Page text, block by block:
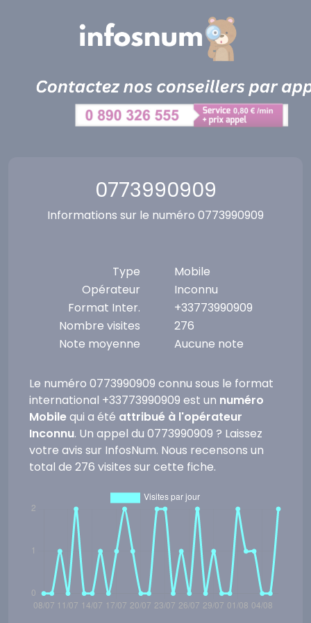
0773990909
Informations sur le numéro 0773990909
Type
Mobile
Opérateur
Inconnu
Format Inter.
+33773990909
Nombre visites
276
Note moyenne
Aucune note
Le numéro 0773990909 connu sous le format
international +33773990909 est un numéro
Mobilequi a été attribué à l'opérateur
Inconnu. Un appel du 0773990909 ? Laissez
votre avis sur InfosNum. Nous recensons un
total de 276 visites sur cette fiche.